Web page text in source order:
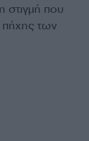
στιγμή που
πήχης των